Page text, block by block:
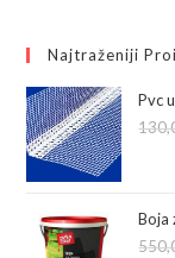
Najtraženiji
Pvc
Boja